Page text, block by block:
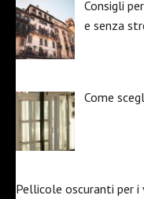
Consigli
e senza
Come
Pellicole oscuranti per i